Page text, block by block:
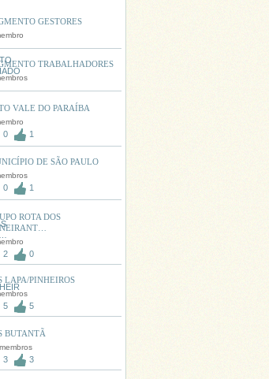
GESTORES
TRABALHADORES
VALE DO PARAÍBA
0 1
DE SÃO PAULO
0 1
ROTA DOS
2 0
LAPA/PINHEIROS
5 5
BUTANTÃ
3 3